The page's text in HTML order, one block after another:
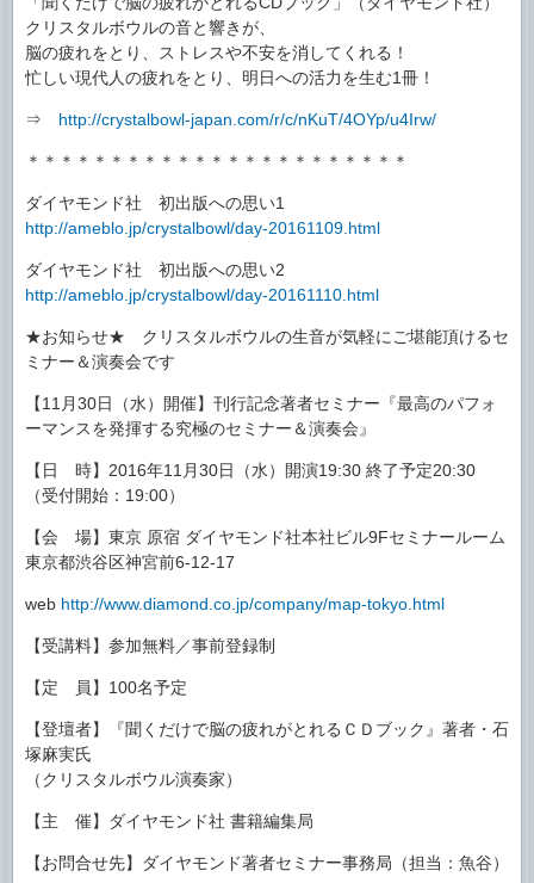
クリスタルボウルの音と響きが、
脳の疲れをとり、ストレスや不安を消してくれる！
忙しい現代人の疲れをとり、明日への活力を生む1冊！
⇒ http://crystalbowl-japan.com/r/c/nKuT/4OYp/u4Irw/
＊＊＊＊＊＊＊＊＊＊＊＊＊＊＊＊＊＊＊＊＊＊＊
ダイヤモンド社 初出版への思い1
http://ameblo.jp/crystalbowl/day-20161109.html
ダイヤモンド社 初出版への思い2
http://ameblo.jp/crystalbowl/day-20161110.html
★お知らせ★ クリスタルボウルの生音が気軽にご堪能頂けるセ
ミナー＆演奏会です
【11月30日（水）開催】刊行記念著者セミナー『最高のパフォ
ーマンスを発揮する究極のセミナー＆演奏会』
【日 時】2016年11月30日（水）開演19:30 終了予定20:30
（受付開始：19:00）
【会 場】東京 原宿 ダイヤモンド社本社ビル9Fセミナールーム
東京都渋谷区神宮前6-12-17
web http://www.diamond.co.jp/company/map-tokyo.html
【受講料】参加無料／事前登録制
【定 員】100名予定
【登壇者】『聞くだけで脳の疲れがとれるＣＤブック』著者・石
塚麻実氏
（クリスタルボウル演奏家）
【主 催】ダイヤモンド社 書籍編集局
【お問合せ先】ダイヤモンド著者セミナー事務局（担当：魚谷）